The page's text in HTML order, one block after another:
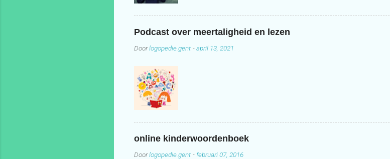
Podcast over meertaligheid en lezen
Doorlogopedie.gent -april 13, 2021
online kinderwoordenboek
Doorlogopedie.gent - februari 07, 2016